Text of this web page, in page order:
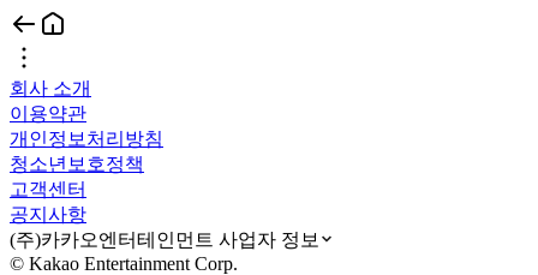
회사 소개
이용약관
개인정보처리방침
청소년보호정책
고객센터
공지사항
(주)카카오엔터테인먼트 사업자 정보
© Kakao Entertainment Corp.